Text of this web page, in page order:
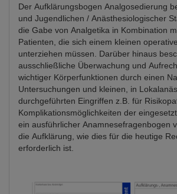
Der Aufklärungsbogen Analgosedierung
und Jugendlichen / Anästhesiologischer
die Gabe von Analgetika in Kombination
Patienten, die sich einem kleinen
unterziehen müssen. Darüber hinaus
ausschließliche Überwachung und
wichtiger Körperfunktionen durch einen
Untersuchungen und kleinen, in
durchgeführten Eingriffen z.B. für
Komplikationsmöglichkeiten der
ein ausführlicher Anamnesefragenbogen
die Aufklärung, wie dies für die heutige
erforderlich ist.